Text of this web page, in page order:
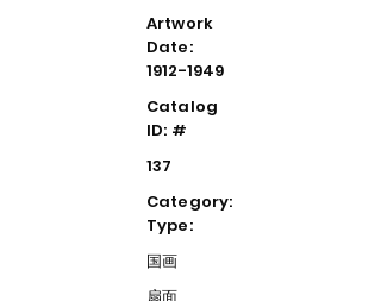
Artwork
Date:
1912-1949
Catalog
ID: #
137
Category:
Type:
国画